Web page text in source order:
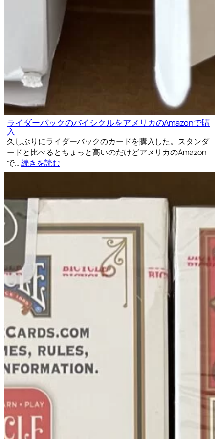
ライダーバックのバイシクルをアメリカのAmazonで購
入
久しぶりにライダーバックのカードを購入した。スタンダ
ードと比べるとちょっと高いのだけどアメリカのAmazon
で…続きを読む